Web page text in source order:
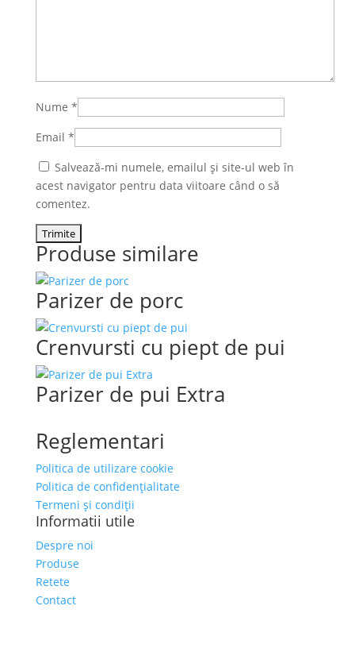
Nume *
Email *
Salvează-mi numele, emailul și site-ul web în
acest navigator pentru data viitoare când o să
comentez.
Produse similare
Parizer de porc
Crenvursti cu piept de pui
Parizer de pui Extra
Reglementari
Politica de utilizare cookie
Politica de confidențialitate
Termeni și condiții
Informatii utile
Despre noi
Produse
Retete
Contact